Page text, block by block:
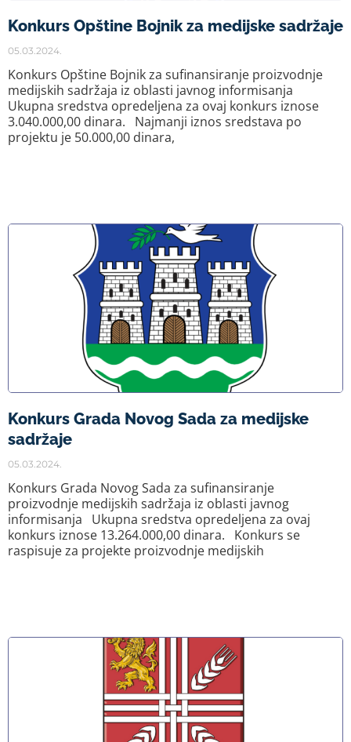
Konkurs Opštine Bojnik za medijske sadržaje
05.03.2024.
Konkurs Opštine Bojnik za sufinansiranje proizvodnje
medijskih sadržaja iz oblasti javnog informisanja
Ukupna sredstva opredeljena za ovaj konkurs iznose
3.040.000,00 dinara. Najmanji iznos sredstava po
projektu je 50.000,00 dinara,
Konkurs Grada Novog Sada za medijske
sadržaje
05.03.2024.
Konkurs Grada Novog Sada za sufinansiranje
proizvodnje medijskih sadržaja iz oblasti javnog
informisanja Ukupna sredstva opredeljena za ovaj
konkurs iznose 13.264.000,00 dinara. Konkurs se
raspisuje za projekte proizvodnje medijskih